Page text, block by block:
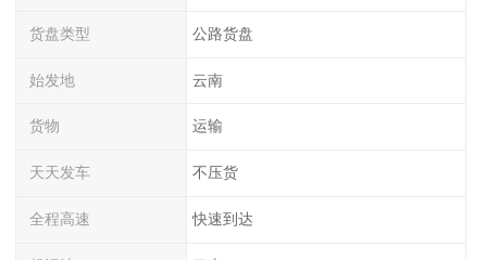
货盘类型 公路货盘
始发地 云南
货物 运输
天天发车 不压货
全程高速 快速到达